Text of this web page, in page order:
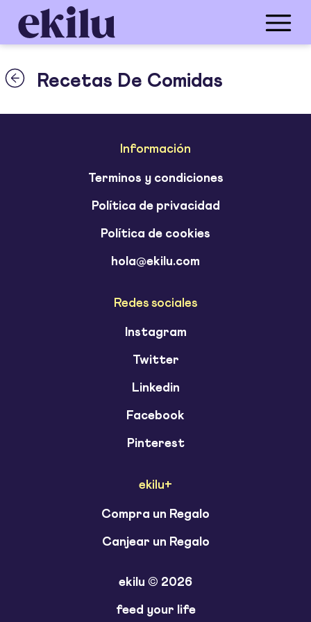
Recetas De Comidas
Información
Terminos y condiciones
Política de privacidad
Política de cookies
hola@ekilu.com
Redes sociales
Instagram
Twitter
Linkedin
Facebook
Pinterest
ekilu+
Compra un Regalo
Canjear un Regalo
ekilu © 2026
feed your life